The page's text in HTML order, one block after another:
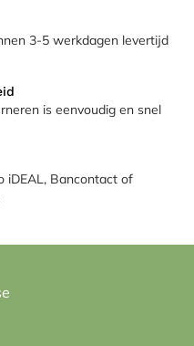
3-5 werkdagen levertijd
is eenvoudig en snel
iDEAL, Bancontact of